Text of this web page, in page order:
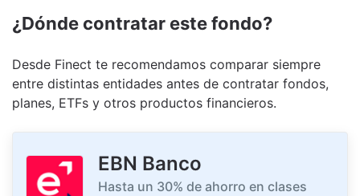
¿Dónde contratar este fondo?
Desde Finect te recomendamos comparar siempre
entre distintas entidades antes de contratar fondos,
planes, ETFs y otros productos financieros.
EBN Banco
Hasta un 30% de ahorro en clases